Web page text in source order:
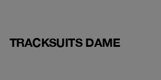
TRACKSUITS DAME